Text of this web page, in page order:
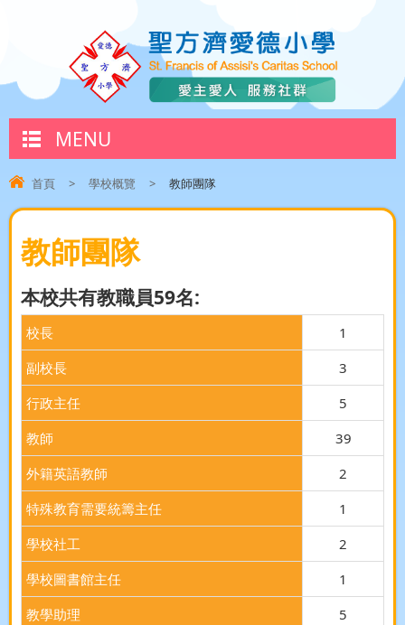
MENU
首頁 > 學校概覽 > 教師團隊
教師團隊
本校共有教職員59名:
校長
1
副校長
3
行政主任
5
教師
39
外籍英語教師
2
特殊教育需要統籌主任
1
學校社工
2
學校圖書館主任
1
教學助理
5